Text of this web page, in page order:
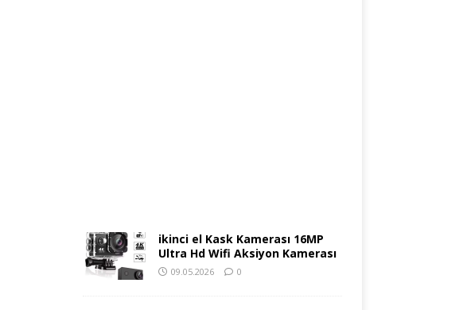
ikinci el Kask Kamerası 16MP
Ultra Hd Wifi Aksiyon Kamerası
09.05.2026 0